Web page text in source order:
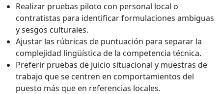
Realizar pruebas piloto con personal local o
contratistas para identificar formulaciones ambiguas
y sesgos culturales.
Ajustar las rúbricas de puntuación para separar la
complejidad lingüística de la competencia técnica.
Preferir pruebas de juicio situacional y muestras de
trabajo que se centren en comportamientos del
puesto más que en referencias locales.